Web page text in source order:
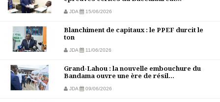
JDA 15/06/2026
Blanchiment de capitaux : le PPEF durcit le
ton
JDA 11/06/2026
Grand-Lahou : la nouvelle embouchure du
Bandama ouvre une ère de résil...
JDA 09/06/2026